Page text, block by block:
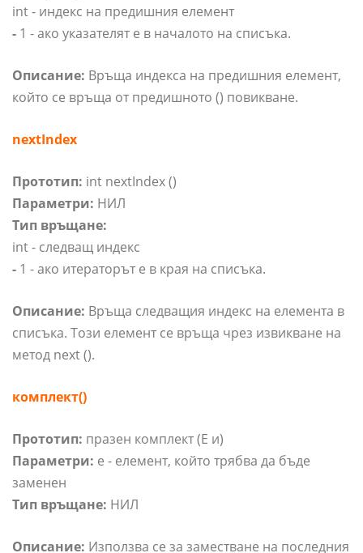
int - индекс на предишния елемент
- 1 - ако указателят е в началото на списъка.
Описание: Връща индекса на предишния елемент,
който се връща от предишното () повикване.
nextIndex
Прототип: int nextIndex ()
Параметри: НИЛ
Тип връщане:
int - следващ индекс
- 1 - ако итераторът е в края на списъка.
Описание: Връща следващия индекс на елемента в
списъка. Този елемент се връща чрез извикване на
метод next ().
комплект()
Прототип: празен комплект (E и)
Параметри: e - елемент, който трябва да бъде
заменен
Тип връщане: НИЛ
Описание: Използва се за заместване на последния